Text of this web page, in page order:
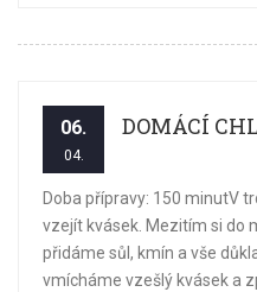
06.
04.
DOMÁCÍ
Doba přípravy: 150 minutV
vzejít kvásek. Mezitím si do
přidáme sůl, kmín a vše
vmícháme vzešlý kvásek a